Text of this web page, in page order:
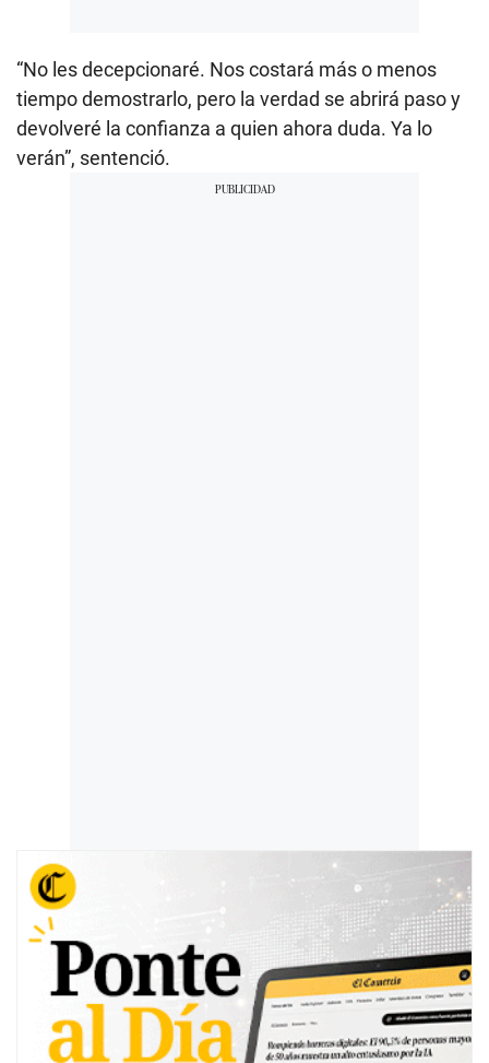
“No les decepcionaré. Nos costará más o menos
tiempo demostrarlo, pero la verdad se abrirá paso y
devolveré la confianza a quien ahora duda. Ya lo
verán”, sentenció.